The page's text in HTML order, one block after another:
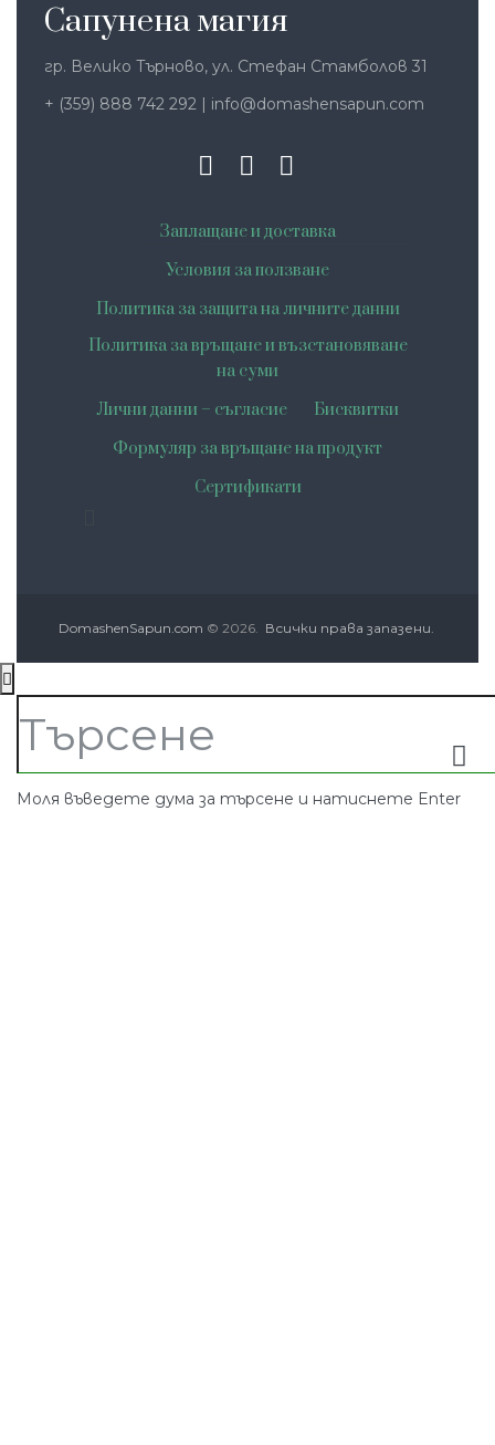
Сапунена магия
гр. Велико Търново, ул. Стефан Стамболов 31
+ (359) 888 742 292 | info@domashensapun.com
Заплащане и доставка
Условия за ползване
Политика за защита на личните данни
Политика за връщане и възстановяване
на суми
Лични данни – съгласие
Бисквитки
Формуляр за връщане на продукт
Сертификати
DomashenSapun.com © 2026. Всички права запазени.
Моля въведете дума за търсене и натиснете Enter